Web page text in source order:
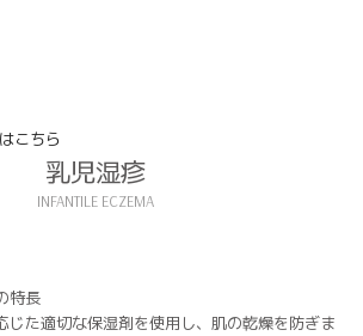
こちら
乳児湿疹
特長
じた適切な保湿剤を使用し、肌の乾燥を防ぎま